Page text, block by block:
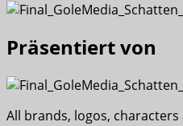
Präsentiert von
All brands, logos,